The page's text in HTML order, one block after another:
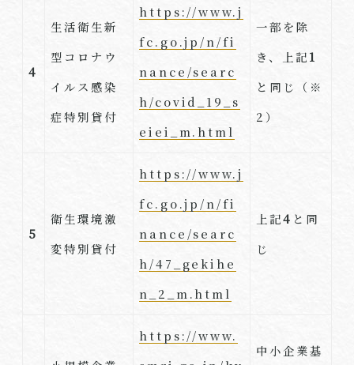
4
生活衛生新
型コロナウ
イルス感染
症特別貸付
https://www.j
fc.go.jp/n/fi
nance/searc
h/covid_19_s
eiei_m.html
一部を除
き、上記1
と同じ（※
2）
5
衛生環境激
変特別貸付
https://www.j
fc.go.jp/n/fi
nance/searc
h/47_gekihe
n_2_m.html
上記4 と同
じ
https://www.
中小企業基